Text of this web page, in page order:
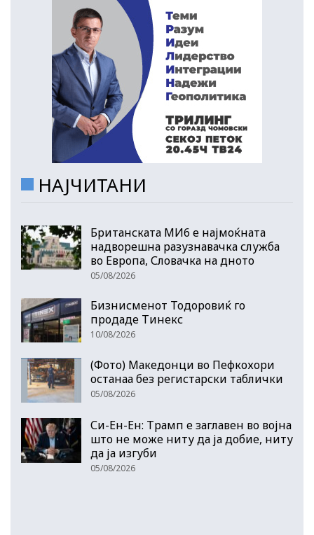
НАЈЧИТАНИ
Британската МИ6 е најмоќната
надворешна разузнавачка служба
во Европа, Словачка на дното
05/08/2026
Бизнисменот Тодоровиќ го
продаде Тинекс
10/08/2026
(Фото) Македонци во Пефкохори
останаа без регистарски таблички
05/08/2026
Си-Ен-Ен: Трамп е заглавен во војна
што не може ниту да ја добие, ниту
да ја изгуби
05/08/2026